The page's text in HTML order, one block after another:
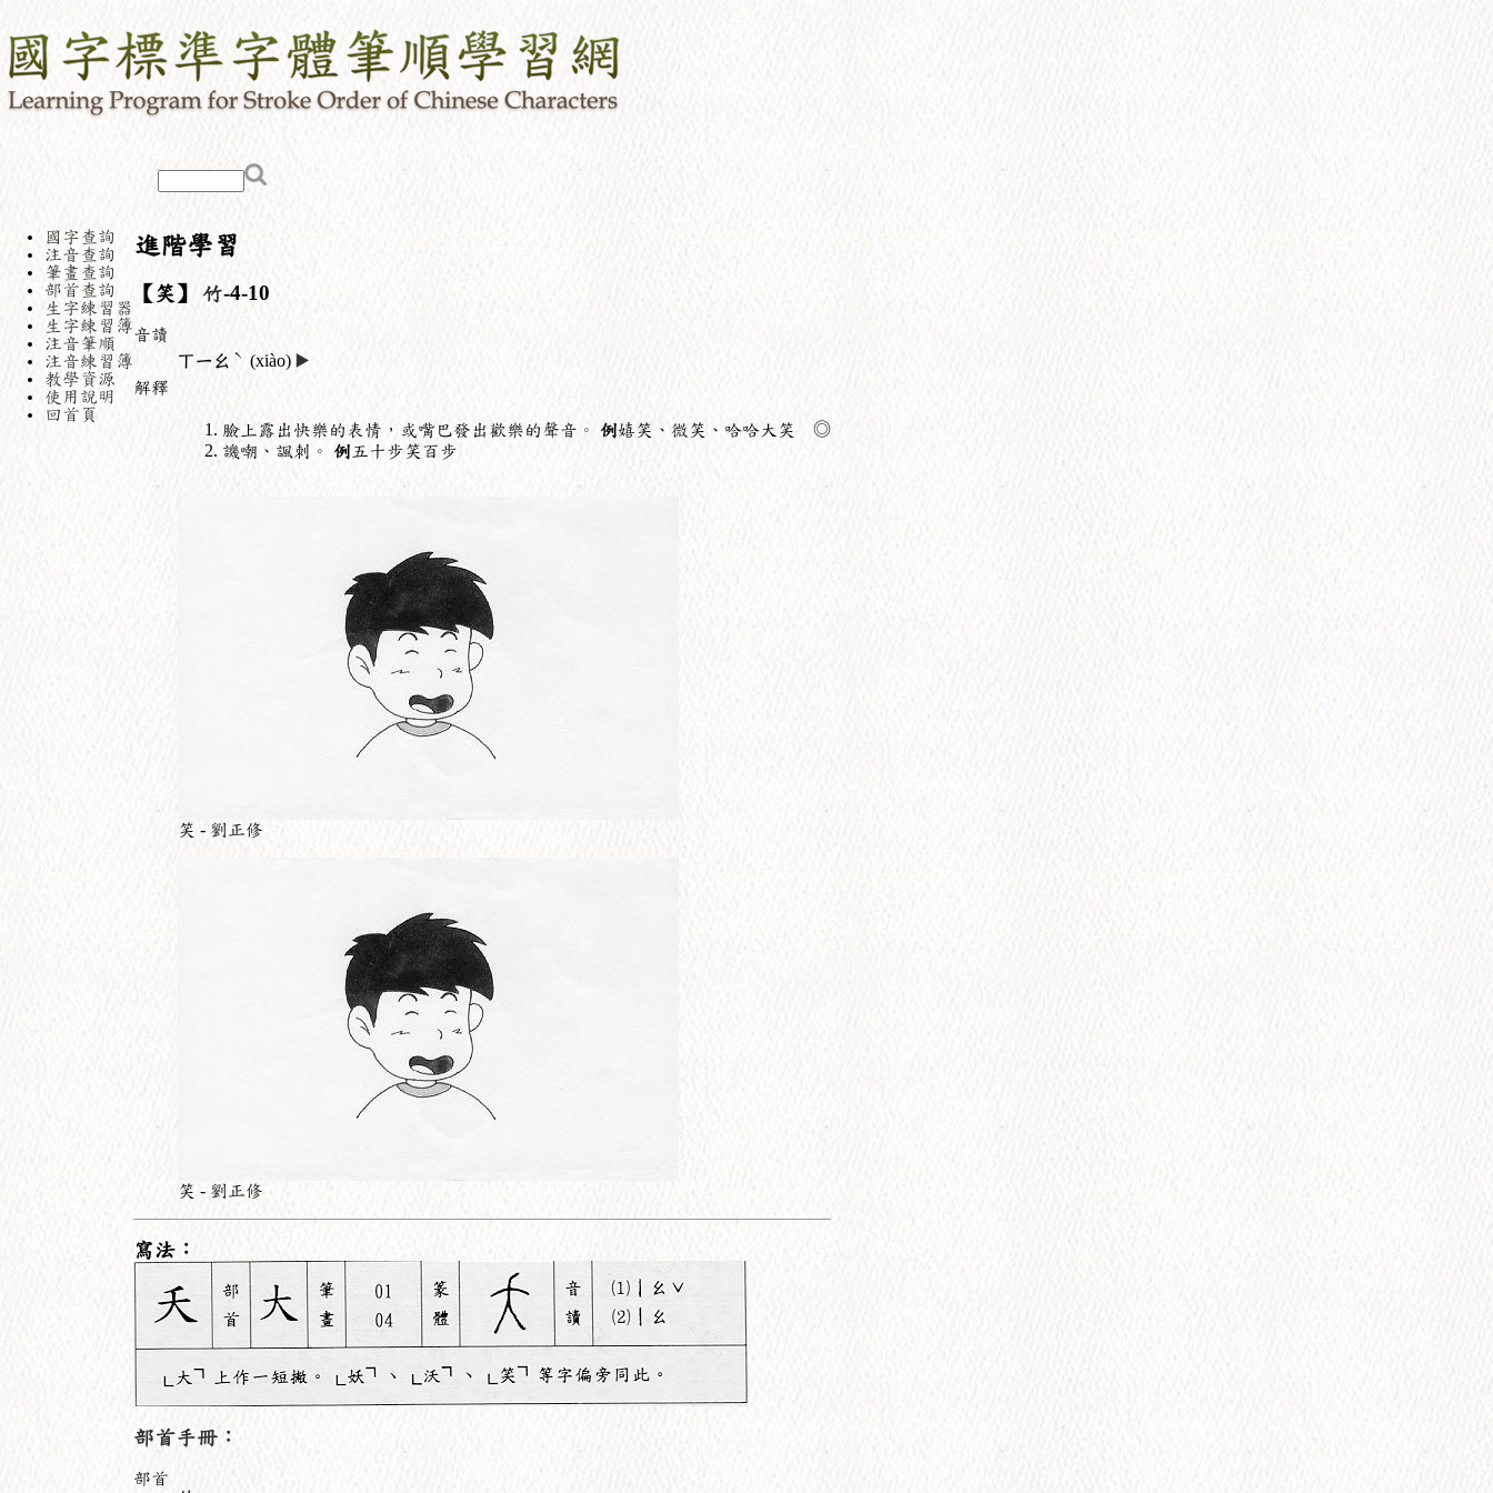
國字查詢
注音查詢
筆畫查詢
部首查詢
生字練習器
生字練習簿
注音筆順
注音練習簿
教學資源
使用說明
回首頁
進階學習
【笑】 竹-4-10
音讀
ㄒㄧㄠ ˋ (xiào) ▶️
解釋
臉上露出快樂的表情，或嘴巴發出歡樂的聲音。 例嬉笑、微笑、哈哈大笑 ◎
譏嘲、諷刺。 例 五十步笑百步
笑 - 劉正修
笑 - 劉正修
寫法：
部首手冊：
部首